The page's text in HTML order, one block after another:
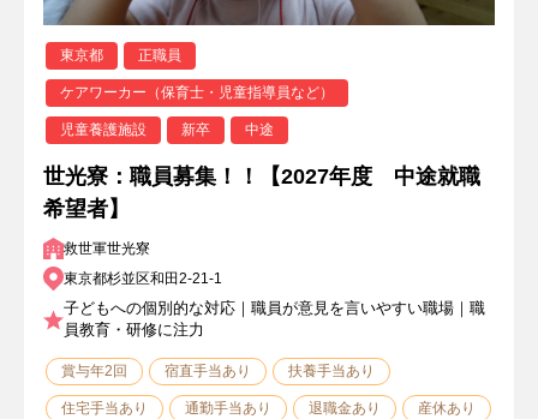
東京都 正職員
ケアワーカー（保育士・児童指導員など）
児童養護施設 新卒 中途
世光寮：職員募集！！【2027年度 中途就職
希望者】
救世軍世光寮
東京都杉並区和田2-21-1
子どもへの個別的な対応｜職員が意見を言いやすい職場｜職
員教育・研修に注力
賞与年2回 宿直手当あり 扶養手当あり
住宅手当あり 通勤手当あり 退職金あり 産休あり